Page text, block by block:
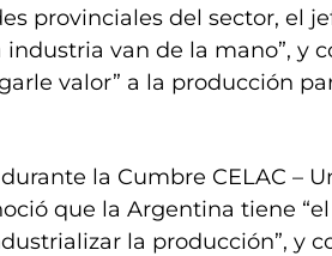
provinciales del sector, el
van de la mano”, y
valor” a la producción
la Cumbre CELAC –
que la Argentina tiene
la producción”, y